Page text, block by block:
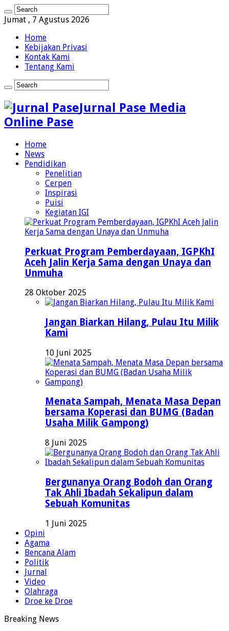
Jumat , 7 Agustus 2026
Home
Kebijakan Privasi
Kontak Kami
Tentang Kami
Jurnal Pase Media
Online Pase
Home
News
Pendidikan
Penelitian
Cerpen
Inspirasi
Puisi
Kegiatan IGI
Perkuat Program Pemberdayaan, IGPKhI
Aceh Jalin Kerja Sama dengan Unaya dan
Unmuha
28 Oktober 2025
Jangan Biarkan Hilang, Pulau Itu Milik
Kami
10 Juni 2025
Menata Sampah, Menata Masa Depan
bersama Koperasi dan BUMG (Badan
Usaha Milik Gampong)
8 Juni 2025
Bergunanya Orang Bodoh dan Orang
Tak Ahli Ibadah Sekalipun dalam
Sebuah Komunitas
1 Juni 2025
Opini
Agama
Bencana Alam
Politik
Jurnal
Video
Olahraga
Droe ke Droe
Breaking News